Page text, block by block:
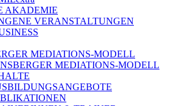
AKADEMIE
VERANSTALTUNGEN
MEDIATIONS-MODELL
MEDIATIONS-MODELL